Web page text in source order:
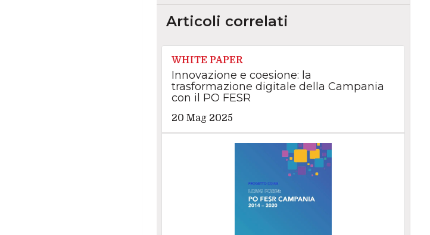
Articoli correlati
WHITE PAPER
Innovazione e coesione: la
trasformazione digitale della Campania
con il PO FESR
20 Mag 2025